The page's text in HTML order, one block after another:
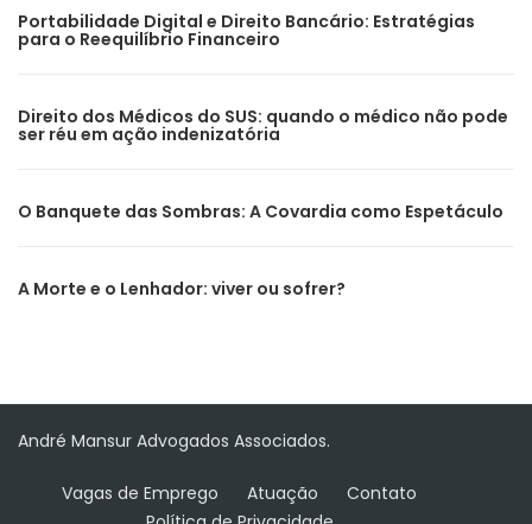
Portabilidade Digital e Direito Bancário: Estratégias
para o Reequilíbrio Financeiro
Direito dos Médicos do SUS: quando o médico não pode
ser réu em ação indenizatória
O Banquete das Sombras: A Covardia como Espetáculo
A Morte e o Lenhador: viver ou sofrer?
André Mansur Advogados Associados.
Vagas de Emprego Atuação
Contato